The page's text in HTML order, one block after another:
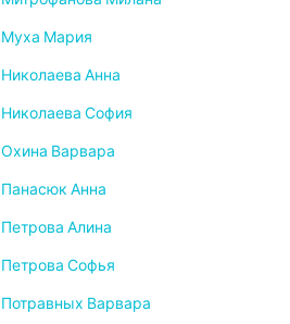
Муха Мария
Николаева Анна
Николаева София
Охина Варвара
Панасюк Анна
Петрова Алина
Петрова Софья
Потравных Варвара